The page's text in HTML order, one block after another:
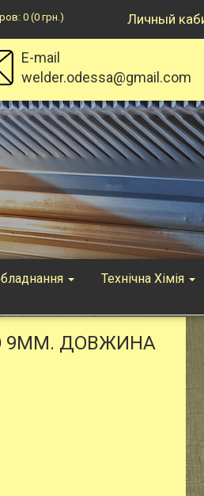
Личный
0 (0 грн.)
E-mail
welder.odessa@gmail.com
Технічна Хімія
9ММ. ДОВЖИНА